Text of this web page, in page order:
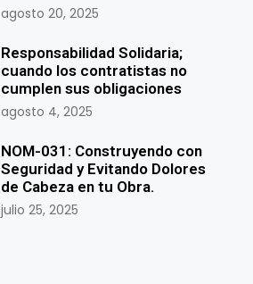
agosto 20, 2025
Responsabilidad Solidaria;
cuando los contratistas no
cumplen sus obligaciones
agosto 4, 2025
NOM-031: Construyendo con
Seguridad y Evitando Dolores
de Cabeza en tu Obra.
julio 25, 2025